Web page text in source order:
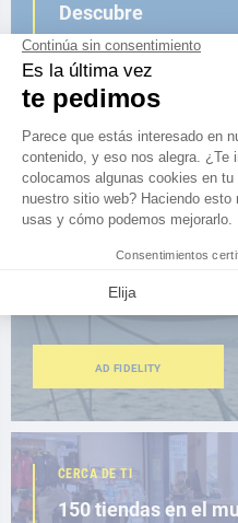
Descubre
la nueva guía AD
NAVEGAR POR EL CATÁLOGO
ESPACIO FIDELIDAD
¿Eres apasionado?
Benefíciate de
AD FIDELITY
CERCA DE TI
150 tiendas en el